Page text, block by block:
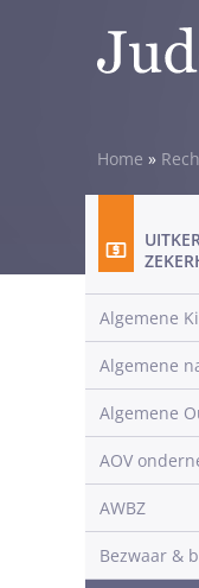
Home »
Algemene
Algemene
Algemene
AOV
AWBZ
Bezwaar &